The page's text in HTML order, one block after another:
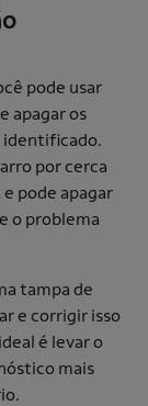
pode usar
apagar os
identificado.
por cerca
pode apagar
o problema
tampa de
e corrigir isso
é levar o
mais